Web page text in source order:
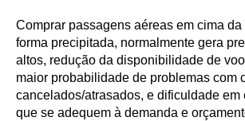
Comprar passagens aéreas em cima da
forma precipitada, normalmente gera
altos, redução da disponibilidade de
maior probabilidade de problemas com
cancelados/atrasados, e dificuldade em
que se adequem à demanda e